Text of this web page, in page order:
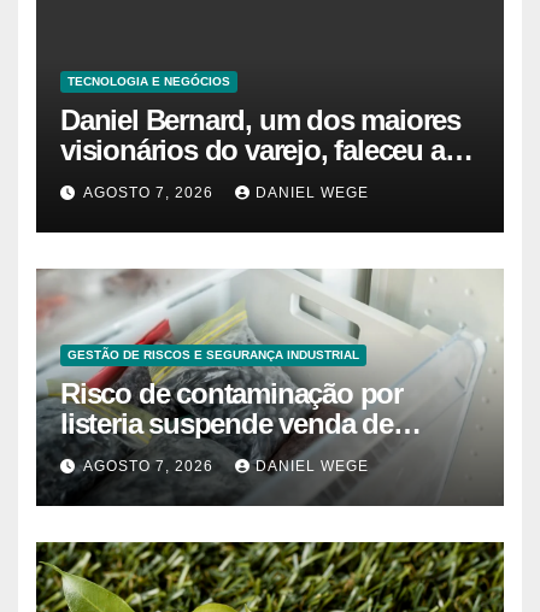
TECNOLOGIA E NEGÓCIOS
Daniel Bernard, um dos maiores
visionários do varejo, faleceu aos
80 anos – Sincovaga Notícias
AGOSTO 7, 2026 DANIEL WEGE
GESTÃO DE RISCOS E SEGURANÇA INDUSTRIAL
Risco de contaminação por
listeria suspende venda de
mirtilos em fábricas da América
do Norte – Mix Vale
AGOSTO 7, 2026 DANIEL WEGE